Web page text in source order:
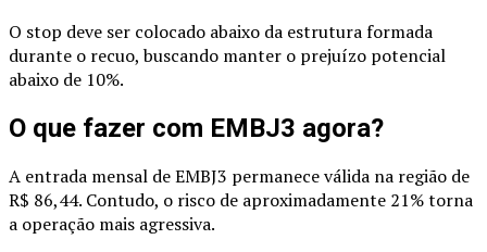
O stop deve ser colocado abaixo da estrutura formada
durante o recuo, buscando manter o prejuízo potencial
abaixo de 10%.
O que fazer com EMBJ3 agora?
A entrada mensal de EMBJ3 permanece válida na região de
R$ 86,44. Contudo, o risco de aproximadamente 21% torna
a operação mais agressiva.